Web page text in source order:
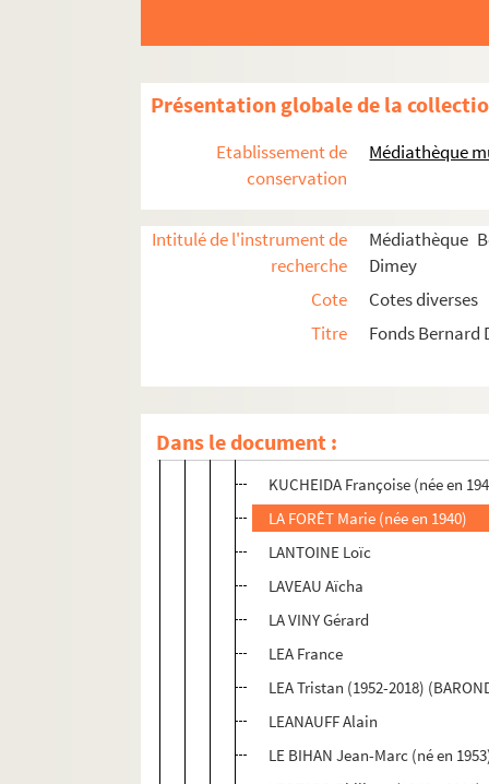
Présentation globale de la
Etablissement de
conservation
Médiathèque
Intitulé de l'instrument de
recherche
Médiathèque
Dimey
Cote
Cotes diverses
Titre
Fonds Bernard
Dans le document :
GUICHARD Daniel (né en 1948)
HIGELIN Jacques
HUONG Thien (née en 1941)
HURNI Jean-Claude (décès
JACQUEMIN Jack
JACQUES (frères) (1946–1982)
KACEL Karim
KUCHEIDA Françoise (née en
LA FORÊT Marie (née en 1940)
LANTOINE Loïc
LAVEAU Aïcha
LA VINY Gérard
LEA France
LEA Tristan (1952-2018)
LEANAUFF Alain
LE BIHAN Jean-Marc (né en